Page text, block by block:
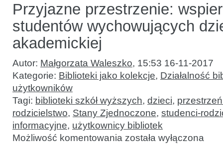
Przyjazne przestrzenie:
studentów wychowujących
akademickiej
Autor: Małgorzata Waleszko, 15:53 16-11-2017
Kategorie: Biblioteki jako kolekcje, Działalność
użytkowników
Tagi: biblioteki szkół wyższych, dzieci,
rodzicielstwo, Stany Zjednoczone, studenci-
informacyjne, użytkownicy bibliotek
Możliwość komentowania Przyjazne
przestrzenie:
została wyłączona